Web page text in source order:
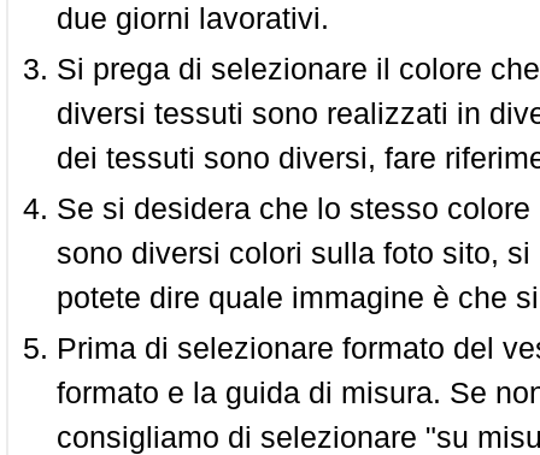
due giorni lavorativi.
Si prega di selezionare il colore
diversi tessuti sono realizzati in
dei tessuti sono diversi, fare
Se si desidera che lo stesso
sono diversi colori sulla foto sito,
potete dire quale immagine è che
Prima di selezionare formato del
formato e la guida di misura. Se
consigliamo di selezionare "su